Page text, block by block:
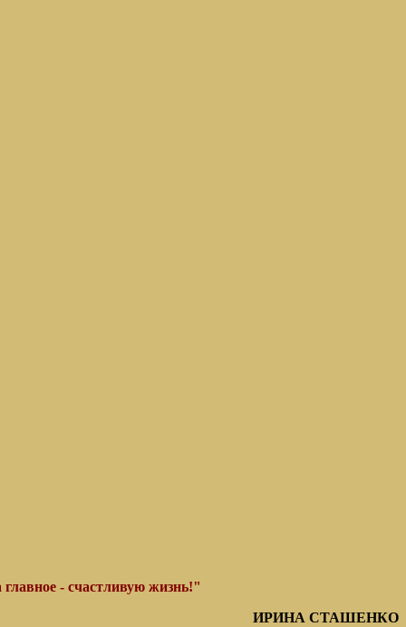
- счастливую жизнь!"
ИРИНА СТАШЕНКО